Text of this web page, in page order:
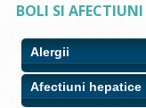
BOLI SI AFECTIUNI
Alergii
Afectiuni hepatice